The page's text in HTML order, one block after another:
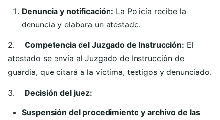
Denuncia y notificación: La Policía recibe la
denuncia y elabora un atestado.
2. Competencia del Juzgado de Instrucción: El
atestado se envía al Juzgado de Instrucción de
guardia, que citará a la víctima, testigos y denunciado.
3. Decisión del juez:
Suspensión del procedimiento y archivo de las